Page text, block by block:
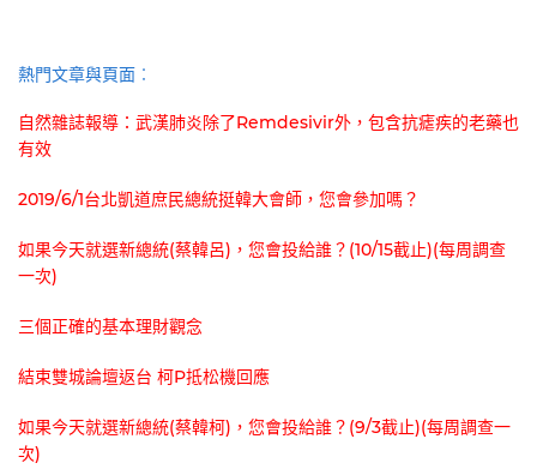
熱門文章與頁面︰
自然雜誌報導：武漢肺炎除了Remdesivir外，包含抗瘧疾的老藥也
有效
2019/6/1台北凱道庶民總統挺韓大會師，您會參加嗎？
如果今天就選新總統(蔡韓呂)，您會投給誰？(10/15截止)(每周調查
一次)
三個正確的基本理財觀念
結束雙城論壇返台 柯P抵松機回應
如果今天就選新總統(蔡韓柯)，您會投給誰？(9/3截止)(每周調查一
次)